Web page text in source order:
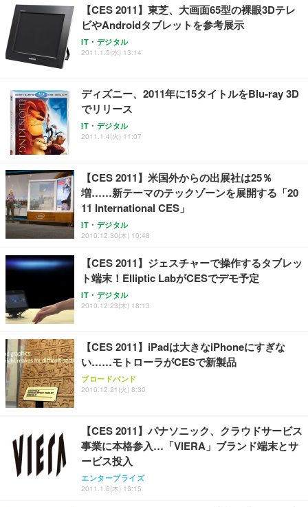
【CES 2011】東芝、大画面65型の裸眼3Dテレ
ビやAndroidタブレットを参考展示
IT・デジタル
2011.1.5(水) 13:14
ディズニー、2011年に15タイトルをBlu-ray 3D
でリリース
IT・デジタル
2011.1.4(火) 11:07
【CES 2011】米国外からの出展社は25％
増……新テーマのテックゾーンを展開する「20
11 International CES」
IT・デジタル
2010.12.30(木) 10:48
【CES 2011】ジェスチャーで操作するタブレッ
ト端末！Elliptic LabがCESでデモ予定
IT・デジタル
2010.12.23(木) 18:13
【CES 2011】iPadは大きなiPhoneにすぎな
い……モトローラがCESで新製品
ブロードバンド
2010.12.21(火) 8:30
【CES 2011】パナソニック、クラウドサービス
事業に本格参入…「VIERA」ブランド端末とサ
ービス投入
エンタープライズ
2011.1.6(木) 13:15